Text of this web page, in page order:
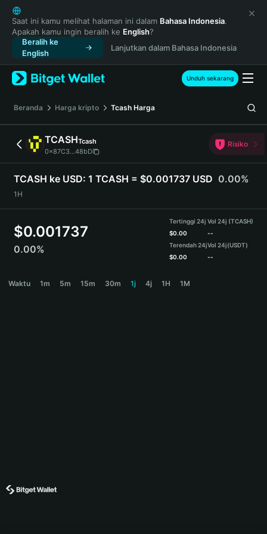
English
日本語
Tiếng Việt
Русский
Español (Latinoamérica)
Türkçe
Français
Deutsch
简体中文
繁體中文
Português (Portugal)
Bahasa Indonesia
ภาษาไทย
हिन्दी
Español
Português (Brasil)
Saat ini kamu melihat halaman ini dalam Bahasa Indonesia.
Apakah kamu ingin beralih ke English?
Beralih ke
English
Lanjutkan dalam Bahasa Indonesia
Unduh sekarang
Beranda Harga kripto Tcash Harga
TCASHTcash
0x87C3...48bD
Risiko
TCASH ke USD: 1 TCASH = $0.001737 USD 0.00%
1H
$0.001737
0.00%
Tertinggi 24j
$0.00
Terendah 24j
$0.00
Vol 24j (TCASH)
--
Vol 24j(USDT)
--
Waktu 1m 5m 15m 30m 1j 4j 1H 1M